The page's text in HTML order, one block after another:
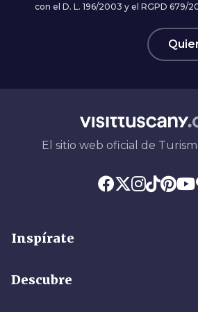
con el D. L. 196/2003 y el RGPD 679/
El sitio web oficial de
Inspírate
Descubre